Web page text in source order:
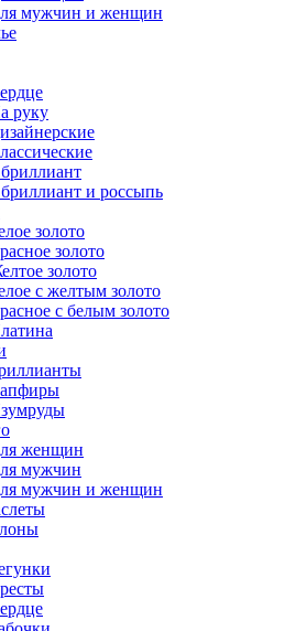
мужчин и женщин
руку
и россыпь
золото
золото
золото
с желтым золото
с белым золото
женщин
мужчин
мужчин и женщин